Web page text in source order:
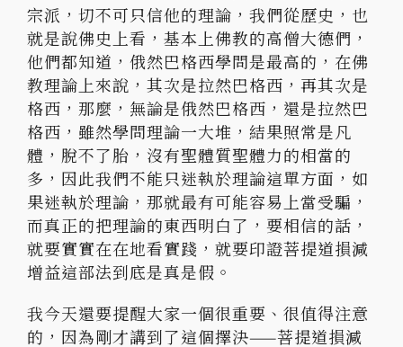
宗派，切不可只信他的理論，我們從歷史， 也
就是說佛史上看，基本上佛教的高僧大德們，
他們都知道， 俄然巴格西學問是最高的，在佛
教理論上來說，其次是拉然巴格西， 再其次是
格西，那麼，無論是俄然巴格西，還是拉然巴
格西， 雖然學問理論一大堆，結果照常是凡
體，脫不了胎， 沒有聖體質聖體力的相當的
多， 因此我們不能只迷執於理論這單方面，如
果迷執於理論， 那就最有可能容易上當受騙，
而真正的把理論的東西明白了， 要相信的話，
就要實實在在地看實踐， 就要印證菩提道損減
增益這部法到底是真是假。
我今天還要提醒大家一個很重要、很值得注意
的， 因為剛才講到了這個擇決——菩提道損減